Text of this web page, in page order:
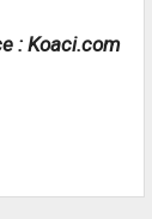
: Koaci.com